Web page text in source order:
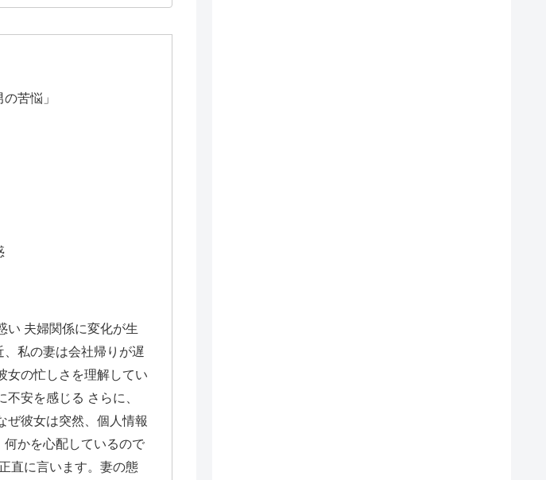
苦悩」
い 夫婦関係に変化が生
私の妻は会社帰りが遅
女の忙しさを理解してい
安を感じる さらに、
ぜ彼女は突然、個人情報
かを心配しているので
直に言います。妻の態